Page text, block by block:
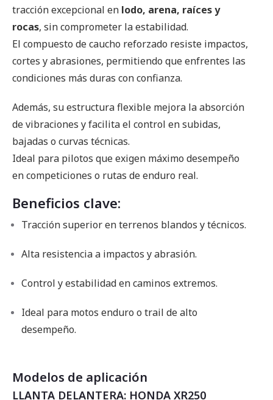
tracción excepcional en lodo, arena, raíces y
rocas, sin comprometer la estabilidad.
El compuesto de caucho reforzado resiste impactos,
cortes y abrasiones, permitiendo que enfrentes las
condiciones más duras con confianza.
Además, su estructura flexible mejora la absorción
de vibraciones y facilita el control en subidas,
bajadas o curvas técnicas.
Ideal para pilotos que exigen máximo desempeño
en competiciones o rutas de enduro real.
Beneficios clave:
Tracción superior en terrenos blandos y técnicos.
Alta resistencia a impactos y abrasión.
Control y estabilidad en caminos extremos.
Ideal para motos enduro o trail de alto
desempeño.
Modelos de aplicación
LLANTA DELANTERA: HONDA XR250